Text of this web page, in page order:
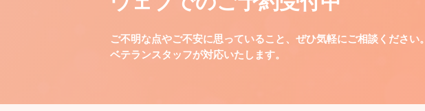
ご不明な点やご不安に思っていること、ぜひ気軽にご相談ください。
ベテランスタッフが対応いたします。